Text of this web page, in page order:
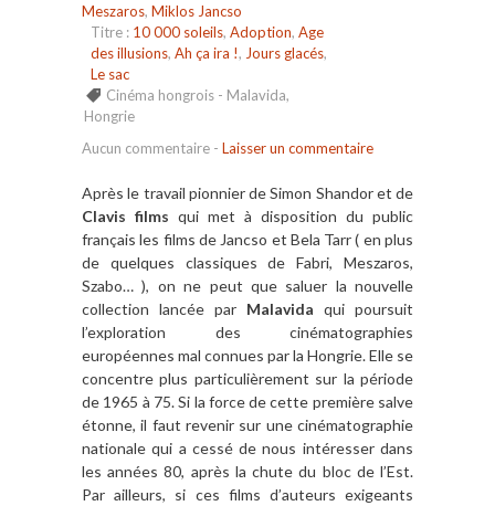
Meszaros, Miklos Jancso
Titre : 10 000 soleils, Adoption, Age
des illusions, Ah ça ira !, Jours glacés,
Le sac
Cinéma hongrois - Malavida,
Hongrie
Aucun commentaire - Laisser un commentaire
Après le travail pionnier de Simon Shandor et de
Clavis films qui met à disposition du public
français les films de Jancso et Bela Tarr ( en plus
de quelques classiques de Fabri, Meszaros,
Szabo… ), on ne peut que saluer la nouvelle
collection lancée par Malavida qui poursuit
l’exploration des cinématographies
européennes mal connues par la Hongrie. Elle se
concentre plus particulièrement sur la période
de 1965 à 75. Si la force de cette première salve
étonne, il faut revenir sur une cinématographie
nationale qui a cessé de nous intéresser dans
les années 80, après la chute du bloc de l’Est.
Par ailleurs, si ces films d’auteurs exigeants